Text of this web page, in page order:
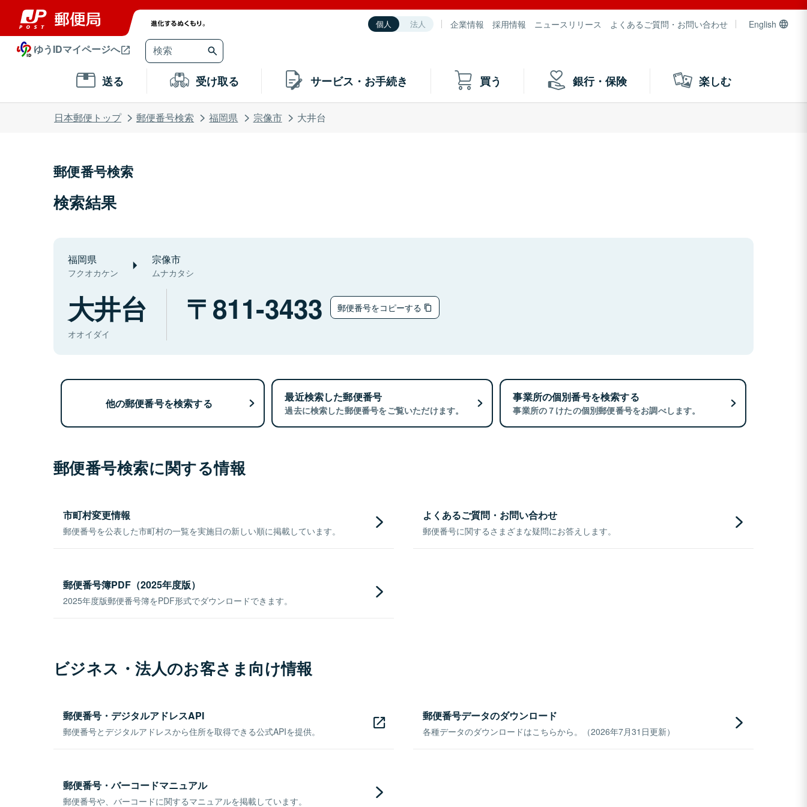
個人 法人 企業情報 採用情報 ニュースリリース よくあるご質問・お問い合わせ English
ゆうIDマイページへ
送る 受け取る サービス・お手続き 買う 銀行・保険 楽しむ
日本郵便トップ 郵便番号検索 福岡県 宗像市 大井台
郵便番号検索
検索結果
福岡県
フクオカケン
宗像市
ムナカタシ
大井台
オオイダイ
811-3433 郵便番号をコピーする
他の郵便番号を検索する 最近検索した郵便番号
過去に検索した郵便番号をご覧いただけます。
事業所の個別番号を検索する
事業所の７けたの個別郵便番号をお調べします。
郵便番号検索に関する情報
市町村変更情報
郵便番号を公表した市町村の一覧を実施日の新しい順に掲載しています。
よくあるご質問・お問い合わせ
郵便番号に関するさまざまな疑問にお答えします。
郵便番号簿PDF（2025年度版）
2025年度版郵便番号簿をPDF形式でダウンロードできます。
ビジネス・法人のお客さま向け情報
郵便番号・デジタルアドレスAPI
郵便番号とデジタルアドレスから住所を取得できる公式APIを提供。
郵便番号データのダウンロード
各種データのダウンロードはこちらから。（2026年7月31日更新）
郵便番号・バーコードマニュアル
郵便番号や、バーコードに関するマニュアルを掲載しています。